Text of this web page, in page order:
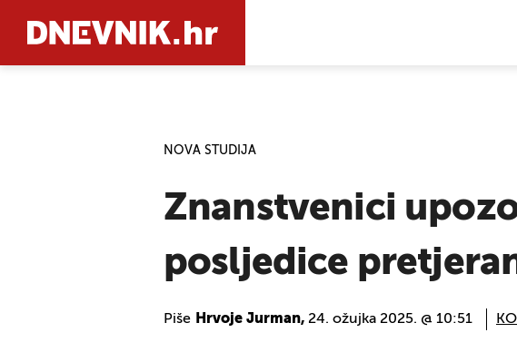
NOVA STUDIJA
Znanstvenici
posljedice
Piše Hrvoje Jurman, 24. ožujka 2025. @ 10:51